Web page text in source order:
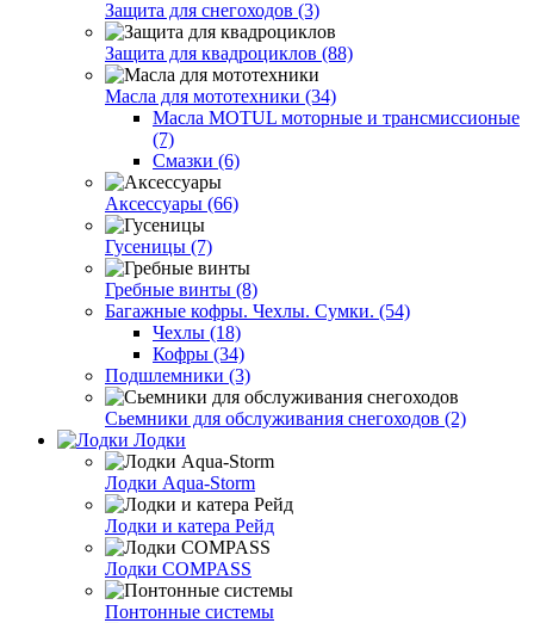
Защита для снегоходов (3)
Защита для квадроциклов (88)
Масла для мототехники (34)
Масла MOTUL моторные и трансмиссионые
(7)
Смазки (6)
Аксессуары (66)
Гусеницы (7)
Гребные винты (8)
Багажные кофры. Чехлы. Сумки. (54)
Чехлы (18)
Кофры (34)
Подшлемники (3)
Сьемники для обслуживания снегоходов (2)
Лодки
Лодки Aqua-Storm
Лодки и катера Рейд
Лодки COMPASS
Понтонные системы